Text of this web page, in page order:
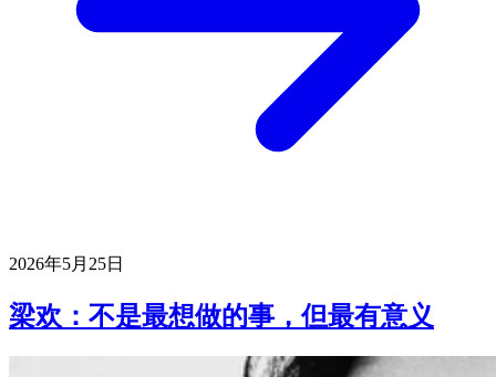
2026年5月25日
梁欢：不是最想做的事，但最有意义